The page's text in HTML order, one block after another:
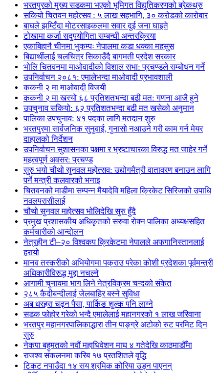
भरतपुरको मुख्य सडकमा भएको भूमिगत विद्युतिकरणको ब्रेकथ्रु
सकियो चितवन महोत्सव : ५ लाख सहभागि, ३० करोडको कारोबार
बाघले झम्टिँदा मोटरसाइकलमा सवार दुई जना घाइते
टोखामा कर्जा सदुपयोगिता सम्बन्धी अन्तरक्रिया
एकाबिहानै चीनमा भुकम्पः नेपालमा कडा धक्का महसुस
बिद्यार्थीलाई चलचित्र सिकाउँदै बागमती प्रदेश सरकार
भोलि चितवनमा माओवादीको विशाल सभा: प्रचण्डले सम्बोधन गर्ने
उपनिर्वाचन २०८१: एमालेभन्दा माओवादी प्रभावशाली
ककनी २ मा माओवादी विजयी
ककनी २ मा खस्यो ६८ प्रतिशतभन्दा बढी मत: गणना आजै हुने
उपचुनाव सकियो: ६२ प्रतिशतभन्दा बढी मत खसेको अनुमान
पालिका उपचुनाव: ४१ पदका लागि मतदान शुरु
भरतपुुरमा सार्वजनिक सुनुवाई, गुनासो नआउने गरी काम गर्न मेयर
दाहालको निर्देशन
उपनिर्वाचन सुशासनका पक्षमा र भ्रष्टाचारका विरुद्ध मत जाहेर गर्ने
महत्वपूर्ण अवसर: प्रचण्ड
सुरु भयो चौथो सुनवल महोत्सव: उद्योगमैत्री वातावरण बनाउन लागि
पर्ने मन्त्री कलवारको भनाइ
चितवनको माडीमा सम्पन्न मैयादेवि महिला क्रिकेट सिरिजको उपाधि
नवलपरासीलाई
चौथो सुनवल महोत्सव भोलिदेखि सुरु हुँदै
प्रमुख प्रशासकीय अधिकृतको सरुवा रोक्न पालिका अध्यक्षसहित
कर्मचारीको आन्दोलन
नेत्रहीन टी–२० विश्वकप क्रिकेटमा नेपालले अफगानिस्तानलाई
हरायो
मानव तस्करीको अभियोगमा पक्राउ परेका कोशी प्रदेशका पूर्वमन्त्री
अधिकारीविरुद्ध मुद्दा नचल्ने
आगामी चुनावमा भाग लिने नेत्रविक्रम चन्दको संकेत
२८५ कैदीबन्दीलाई जेलबाहिर बस्ने सुविधा
अब धरहरा चढ्न पैसा, पार्किङ शुल्क पनि लाग्ने
सडक फोहोर गरेको भन्दै एमालेलाई महानगरको १ लाख जरिवाना
भरतपुर महानगरपालिकाद्धारा तीन पाङ्ग्रे अटोको रुट परमिट दिन
सुरु
नेकपा बहुमतको नवौं महाधिवेशन माघ ४ गतेदेखि काठमाडौँमा
राजश्व संकलनमा करिब १७ प्रतशितले वृद्धि
टिकट नपाउँदा १४ सय श्रमिक कोरिया उड्न पाएनन्